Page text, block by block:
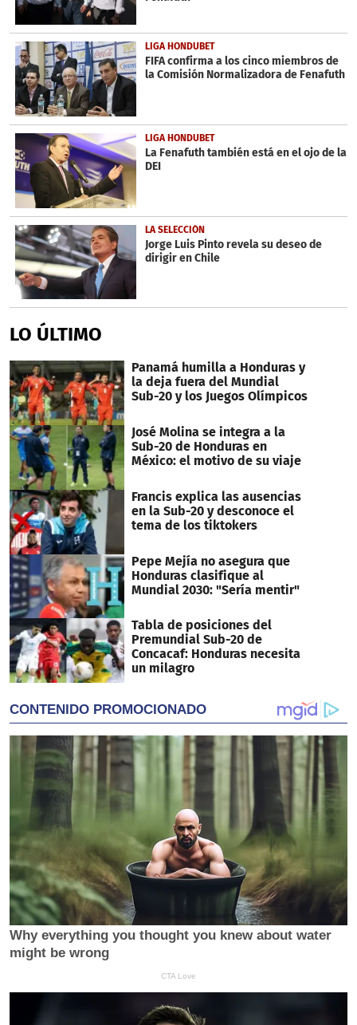
LIGA HONDUBET
FIFA confirma a los cinco miembros de
la Comisión Normalizadora de Fenafuth
LIGA HONDUBET
La Fenafuth también está en el ojo de la
DEI
LA SELECCIÓN
Jorge Luis Pinto revela su deseo de
dirigir en Chile
LO ÚLTIMO
Panamá humilla a Honduras y
la deja fuera del Mundial
Sub-20 y los Juegos Olímpicos
José Molina se integra a la
Sub-20 de Honduras en
México: el motivo de su viaje
Francis explica las ausencias
en la Sub-20 y desconoce el
tema de los tiktokers
Pepe Mejía no asegura que
Honduras clasifique al
Mundial 2030: "Sería mentir"
Tabla de posiciones del
Premundial Sub-20 de
Concacaf: Honduras necesita
un milagro